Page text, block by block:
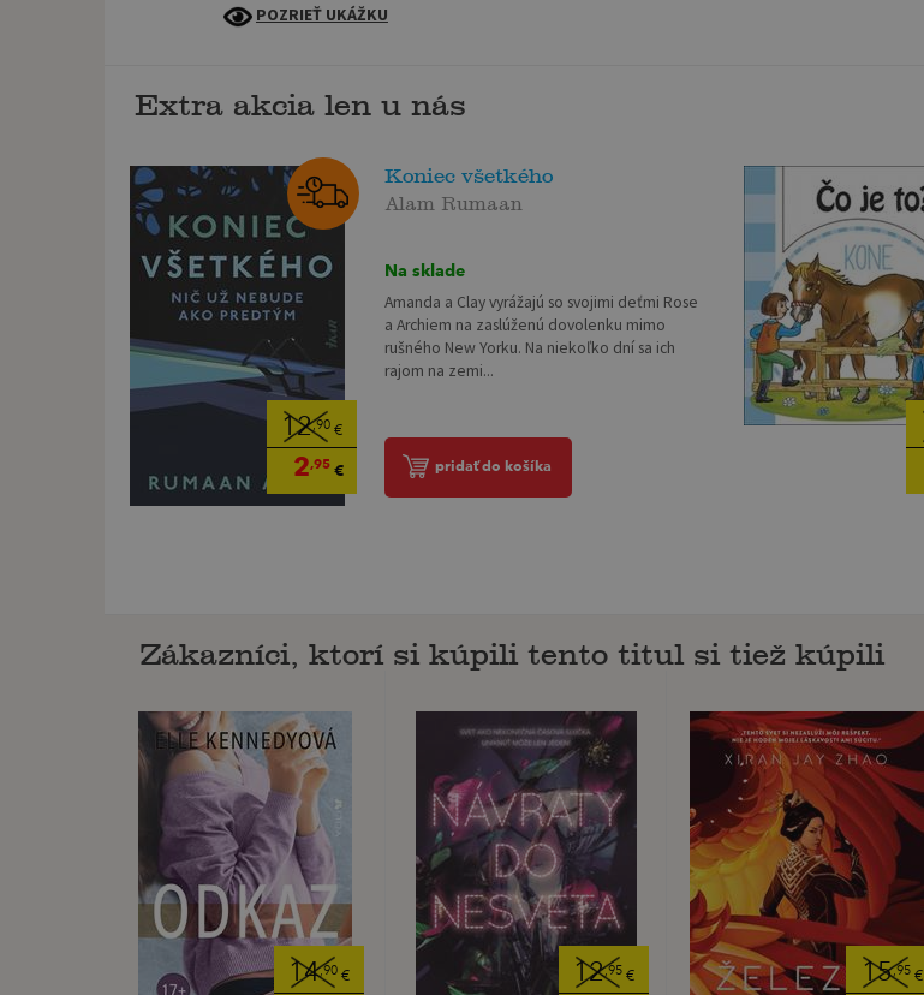
POZRIEŤ UKÁŽKU
Extra akcia len u nás
12,90 €
2,95 €
Koniec všetkého
Alam Rumaan
Na sklade
Amanda a Clay vyrážajú so svojimi deťmi Rose
a Archiem na zaslúženú dovolenku mimo
rušného New Yorku. Na niekoľko dní sa ich
rajom na zemi...
pridať do košíka
Zákazníci, ktorí si kúpili tento titul si tiež kúpili
14,90 € 12,95 € 15,95€